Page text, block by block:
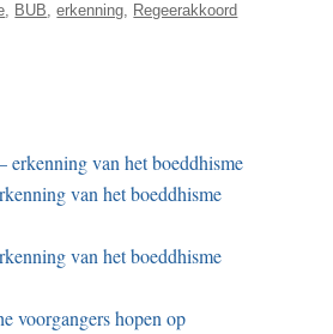
, BUB,erkenning, Regeerakkoord
erkenning van het boeddhisme
van het boeddhisme
van het boeddhisme
voorgangers hopen op